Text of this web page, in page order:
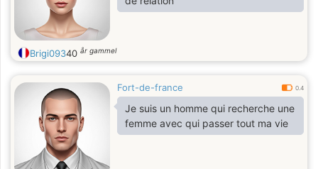
Brigi09340 år gammel
Fort-de-france 0.4
Je suis un homme qui recherche une
femme avec qui passer tout ma vie